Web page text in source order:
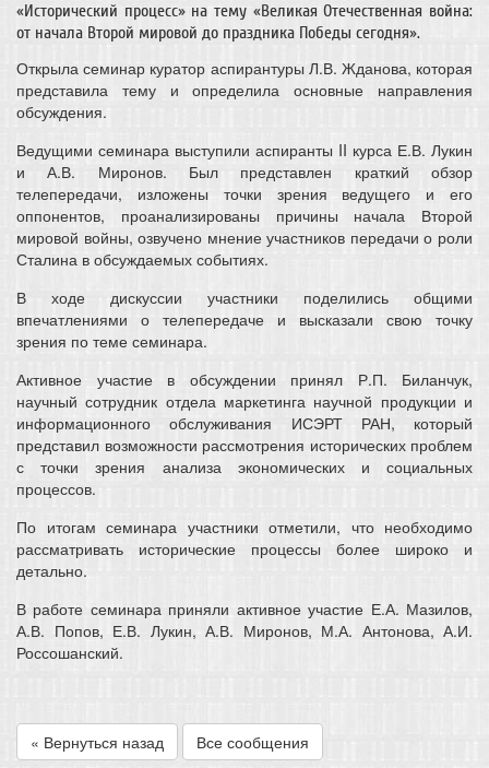
«Исторический процесс» на тему «Великая Отечественная война:
от начала Второй мировой до праздника Победы сегодня».
Открыла семинар куратор аспирантуры Л.В. Жданова, которая
представила тему и определила основные направления
обсуждения.
Ведущими семинара выступили аспиранты II курса Е.В. Лукин
и А.В. Миронов. Был представлен краткий обзор
телепередачи, изложены точки зрения ведущего и его
оппонентов, проанализированы причины начала Второй
мировой войны, озвучено мнение участников передачи о роли
Сталина в обсуждаемых событиях.
В ходе дискуссии участники поделились общими
впечатлениями о телепередаче и высказали свою точку
зрения по теме семинара.
Активное участие в обсуждении принял Р.П. Биланчук,
научный сотрудник отдела маркетинга научной продукции и
информационного обслуживания ИСЭРТ РАН, который
представил возможности рассмотрения исторических проблем
с точки зрения анализа экономических и социальных
процессов.
По итогам семинара участники отметили, что необходимо
рассматривать исторические процессы более широко и
детально.
В работе семинара приняли активное участие Е.А. Мазилов,
А.В. Попов, Е.В. Лукин, А.В. Миронов, М.А. Антонова, А.И.
Россошанский.
« Вернуться назад Все сообщения